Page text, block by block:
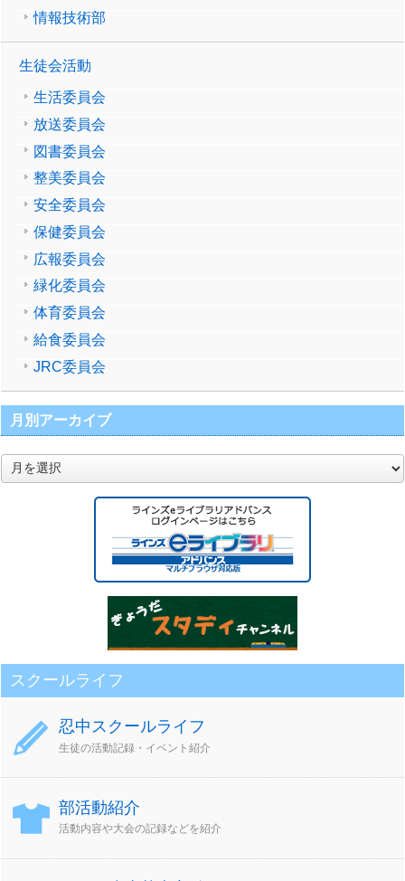
情報技術部
生徒会活動
生活委員会
放送委員会
図書委員会
整美委員会
安全委員会
保健委員会
広報委員会
緑化委員会
体育委員会
給食委員会
JRC委員会
月別アーカイブ
月
別
スクールライフ
忍中スクールライフ
生徒の活動記録・イベント紹介
部活動紹介
活動内容や大会の記録などを紹介